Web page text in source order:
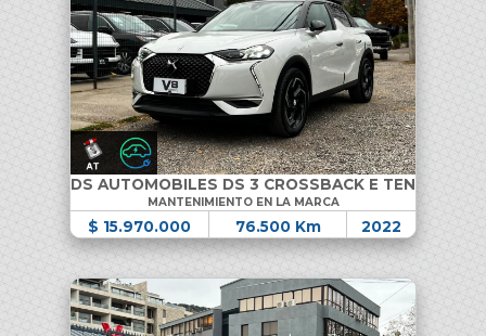
DS AUTOMOBILES DS 3 CROSSBACK E TENSE
MANTENIMIENTO EN LA MARCA
$ 15.970.000 76.500 Km 2022